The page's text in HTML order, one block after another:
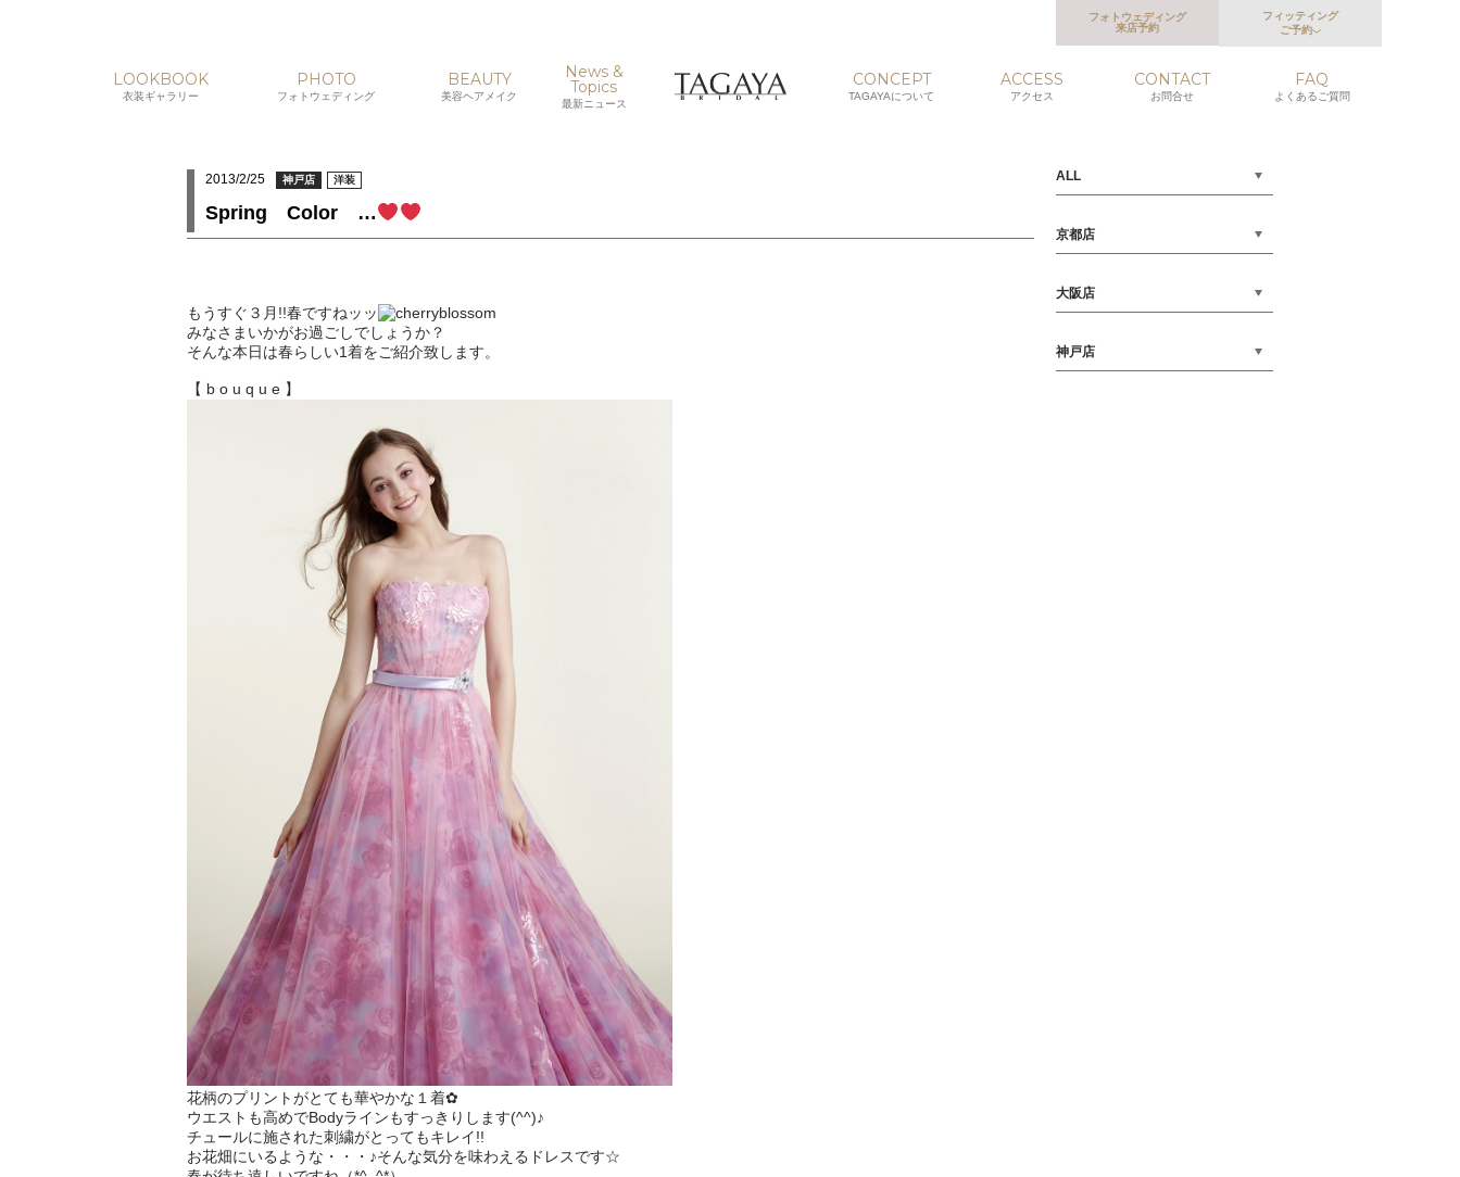
フィッティング
ご予約
フォトウェディング
来店予約
LOOKBOOK
衣装ギャラリー
PHOTO
フォトウェディング
BEAUTY
美容ヘアメイク
News &
Topics
最新ニュース
CONCEPT
TAGAYAについて
ACCESS
アクセス
CONTACT
お問合せ
FAQ
よくあるご質問
2013/2/25 神戸店 洋装
Spring Color …
もうすぐ３月!!春ですねッッ
みなさまいかがお過ごしでしょうか？
そんな本日は春らしい1着をご紹介致します。
【 b o u q u e 】
花柄のプリントがとても華やかな１着✿
ウエストも高めでBodyラインもすっきりします(^^)♪
チュールに施された刺繍がとってもキレイ!!
お花畑にいるような・・・♪そんな気分を味わえるドレスです☆
ALL
京都店
大阪店
神戸店